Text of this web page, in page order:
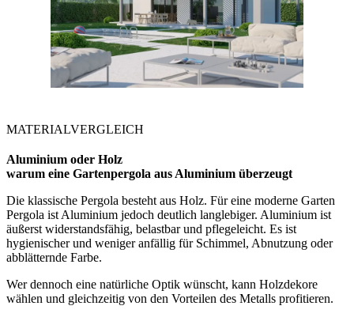
MATERIALVERGLEICH
Aluminium oder Holz
warum eine Gartenpergola aus Aluminium überzeugt
Die klassische Pergola besteht aus Holz. Für eine moderne Garten
Pergola ist Aluminium jedoch deutlich langlebiger. Aluminium ist
äußerst widerstandsfähig, belastbar und pflegeleicht. Es ist
hygienischer und weniger anfällig für Schimmel, Abnutzung oder
abblätternde Farbe.
Wer dennoch eine natürliche Optik wünscht, kann Holzdekore
wählen und gleichzeitig von den Vorteilen des Metalls profitieren.